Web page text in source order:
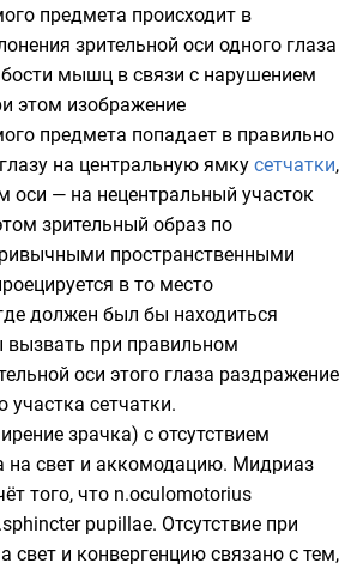
предмета происходит в
зрительной оси одного глаза
мышц в связи с нарушением
этом изображение
предмета попадает в правильно
на центральную ямку сетчатки,
оси — на нецентральный участок
зрительный образ по
пространственными
в то место
должен был бы находиться
вызвать при правильном
оси этого глаза раздражение
участка сетчатки.
зрачка) с отсутствием
на свет и аккомодацию. Мидриаз
того, что n.oculomotorius
pupillae. Отсутствие при
свет и конвергенцию связано с тем,